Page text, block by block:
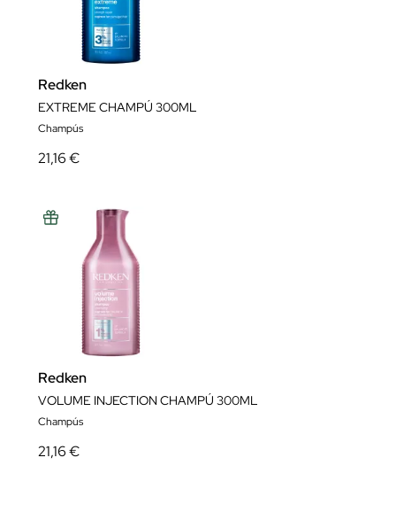
Redken
EXTREME CHAMPÚ 300ML
Champús
21,16 €
Redken
VOLUME INJECTION CHAMPÚ 300ML
Champús
21,16 €